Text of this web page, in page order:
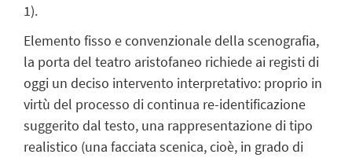
1).
Elemento fisso e convenzionale della scenografia,
la porta del teatro aristofaneo richiede ai registi di
oggi un deciso intervento interpretativo: proprio in
virtù del processo di continua re-identificazione
suggerito dal testo, una rappresentazione di tipo
realistico (una facciata scenica, cioè, in grado di